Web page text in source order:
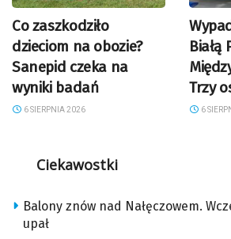
Co zaszkodziło
dzieciom na obozie?
Sanepid czeka na
wyniki badań
6 SIERPNIA 2026
Białą
Trzy
6
Ciekawostki
Balony znów nad Nałęczowem.
upał